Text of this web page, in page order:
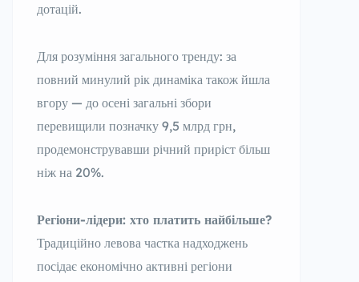
дотацій.
Для розуміння загального тренду: за
повний минулий рік динаміка також йшла
вгору — до осені загальні збори
перевищили позначку 9,5 млрд грн,
продемонструвавши річний приріст більш
ніж на 20%.
Регіони-лідери: хто платить найбільше?
Традиційно левова частка надходжень
посідає економічно активні регіони